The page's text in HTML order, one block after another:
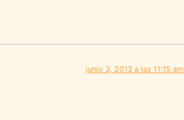
junio 3, 2013 a las 11:15 am